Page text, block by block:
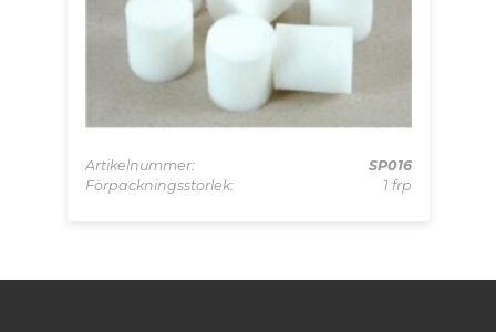
Artikelnummer:
SP016
Förpackningsstorlek:
1 frp